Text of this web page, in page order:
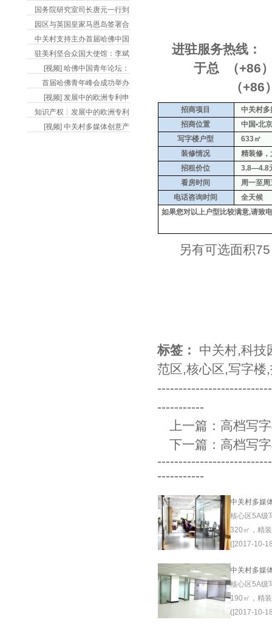
国务院研究室司长唐元一行到
园区与英国皇家马恩岛签署合
中关村支持主办首届哈佛中国
驻美利坚合众国大使馆：李斌
[视频] 哈佛中国青年论坛：
首届哈佛青年峰会成功举办
[视频] 发展中的欧洲专利申
知识产权┆发展中的欧洲专利
[视频] 中关村多媒体创意产
进驻服务热线：
于总 （+86）
（+86）
招商项目
中关村多
招商位置
中国•北
写字楼户型
633㎡
装修情况
精装修，
招租价位
3.8—4.8
看房时间
周一至
电话咨询时间
全天候
如果您对以上户型比较满意,请致
另有可选面积
标签： 中关村,科技
范区,核心区,写字楼,
-----------
上一篇： 高档写
下一篇： 高档写
-----------
中关村多媒
核心区5A级
320㎡，精
([2017-10-
中关村多媒
核心区5A级
190㎡，精
([2017-10-